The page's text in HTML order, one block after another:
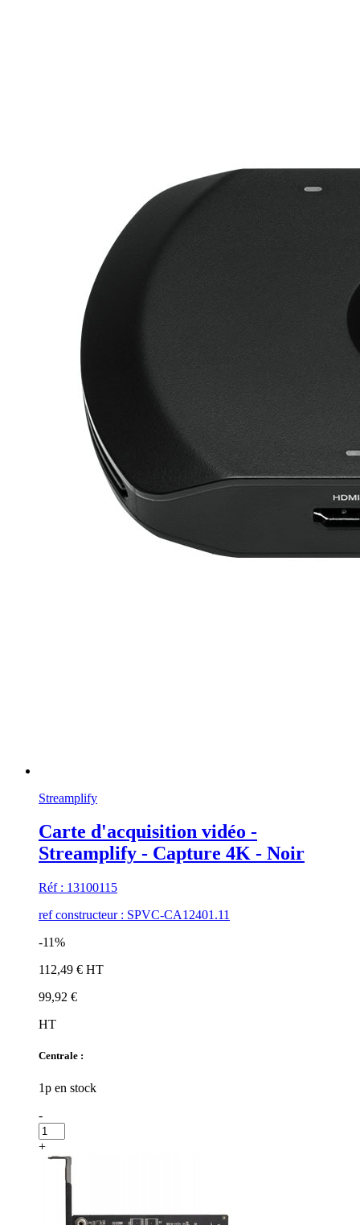
Streamplify
Carte d'acquisition vidéo -
Streamplify - Capture 4K - Noir
Réf : 13100115
ref constructeur : SPVC-CA12401.11
-11%
112,49 € HT
99,92 €
HT
Centrale :
1p en stock
-
+